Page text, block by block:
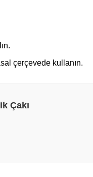
çerçevede kullanın.
Çakı